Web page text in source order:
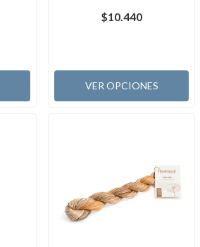
$10.440
VER OPCIONES